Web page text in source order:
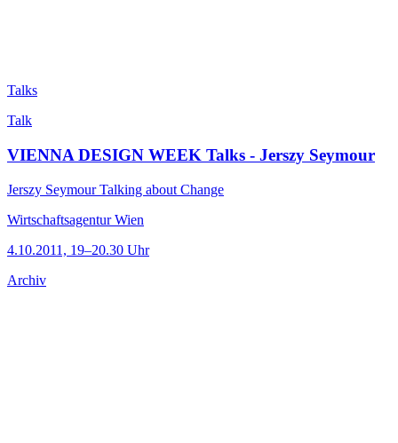
Talks
Talk
VIENNA DESIGN WEEK Talks - Jerszy Seymour
Jerszy Seymour Talking about Change
Wirtschaftsagentur Wien
4.10.2011, 19–20.30 Uhr
Archiv